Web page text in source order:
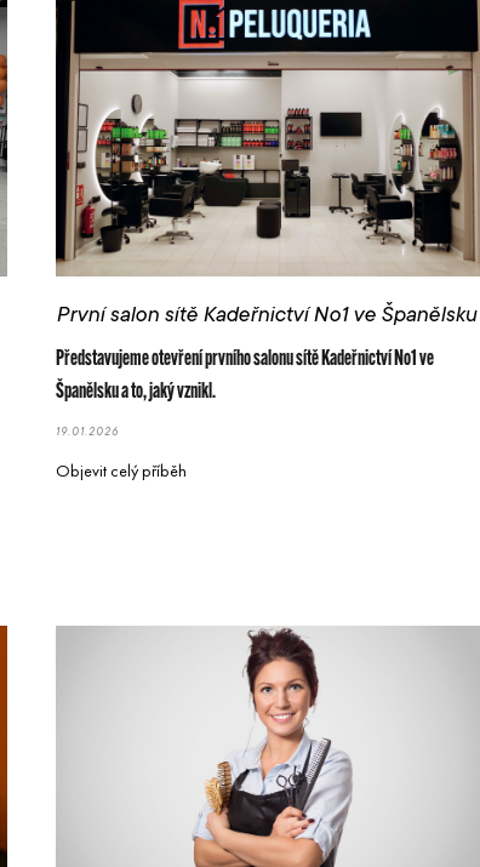
První salon sítě Kadeřnictví No1 ve Španělsku
Představujeme otevření prvního salonu sítě Kadeřnictví No1 ve
Španělsku a to, jaký vznikl.
19.01.2026
Objevit celý příběh